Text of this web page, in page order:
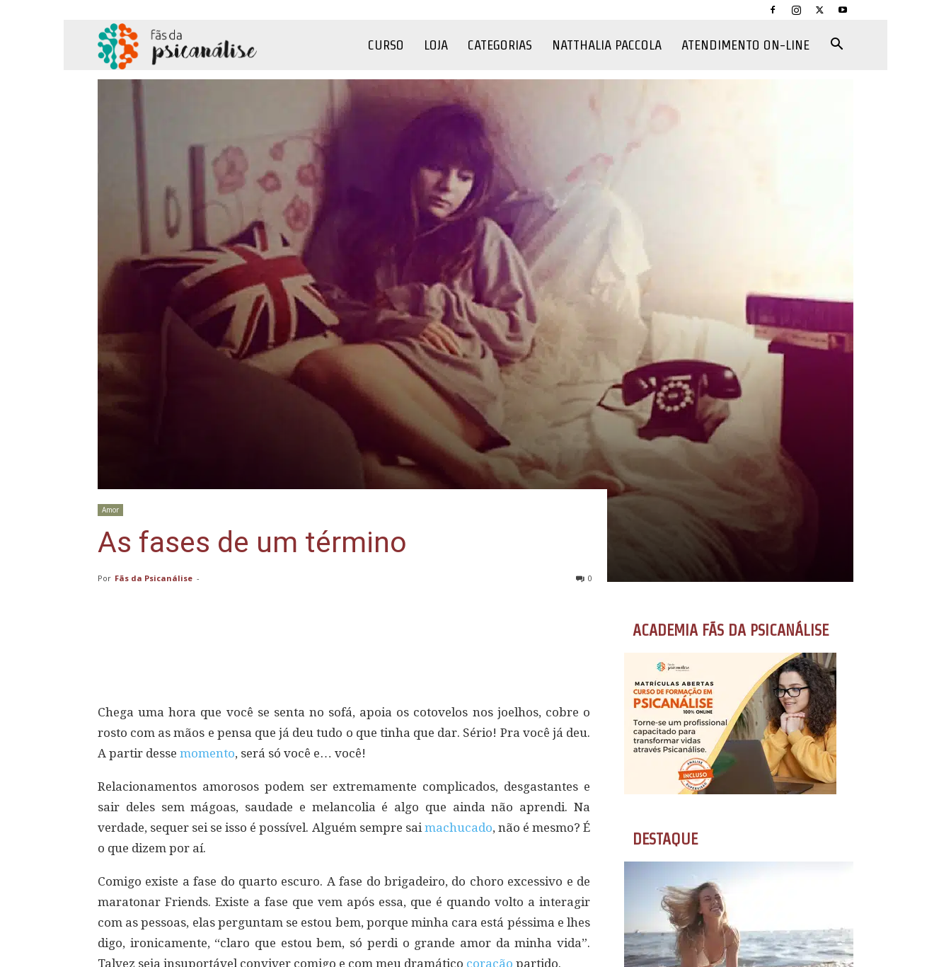
Psicanálise
CURSO LOJA CATEGORIAS NATTHALIA PACCOLA ATENDIMENTO ON-LINE
Amor
As fases de um término
Por Fãs da Psicanálise - 0
Chega uma hora que você se senta no sofá, apoia os cotovelos nos joelhos, cobre o
rosto com as mãos e pensa que já deu tudo o que tinha que dar. Sério! Pra você já deu.
A partir desse momento, será só você e… você!
Relacionamentos amorosos podem ser extremamente complicados, desgastantes e
sair deles sem mágoas, saudade e melancolia é algo que ainda não aprendi. Na
verdade, sequer sei se isso é possível. Alguém sempre saimachucado, não é mesmo? É
o que dizem por aí.
Comigo existe a fase do quarto escuro. A fase do brigadeiro, do choro excessivo e de
maratonar Friends. Existe a fase que vem após essa, que é quando volto a interagir
com as pessoas, elas perguntam se estou bem, porque minha cara está péssima e lhes
digo, ironicamente, “claro que estou bem, só perdi o grande amor da minha vida”.
Talvez seja insuportável conviver comigo e com meu dramático coração partido.
ACADEMIA FÃS DA PSICANÁLISE
DESTAQUE